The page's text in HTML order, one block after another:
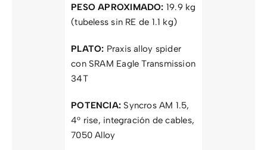
PESO APROXIMADO: 19.9 kg
(tubeless sin RE de 1.1 kg)
PLATO: Praxis alloy spider
con SRAM Eagle Transmission
34T
POTENCIA: Syncros AM 1.5,
4° rise, integración de cables,
7050 Alloy